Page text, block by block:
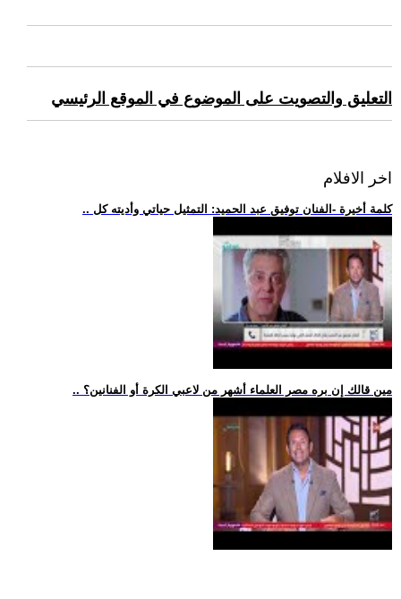
التعليق والتصويت على الموضوع في الموقع الرئيسي
اخر الافلام
.. كلمة أخيرة -الفنان توفيق عبد الحميد: التمثيل حياتي وأديته كل
.. مين قالك إن بره مصر العلماء أشهر من لاعبي الكرة أو الفنانين؟